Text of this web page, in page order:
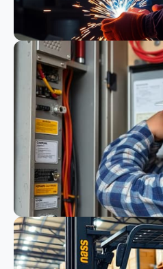
Schweißen
Elektrik